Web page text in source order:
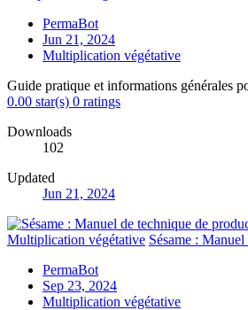
PermaBot
Jun 21, 2024
Multiplication végétative
Guide pratique et informations générales
0.00 star(s) 0 ratings
Downloads
102
Updated
Jun 21, 2024
Multiplication végétative Sésame :
PermaBot
Sep 23, 2024
Multiplication végétative